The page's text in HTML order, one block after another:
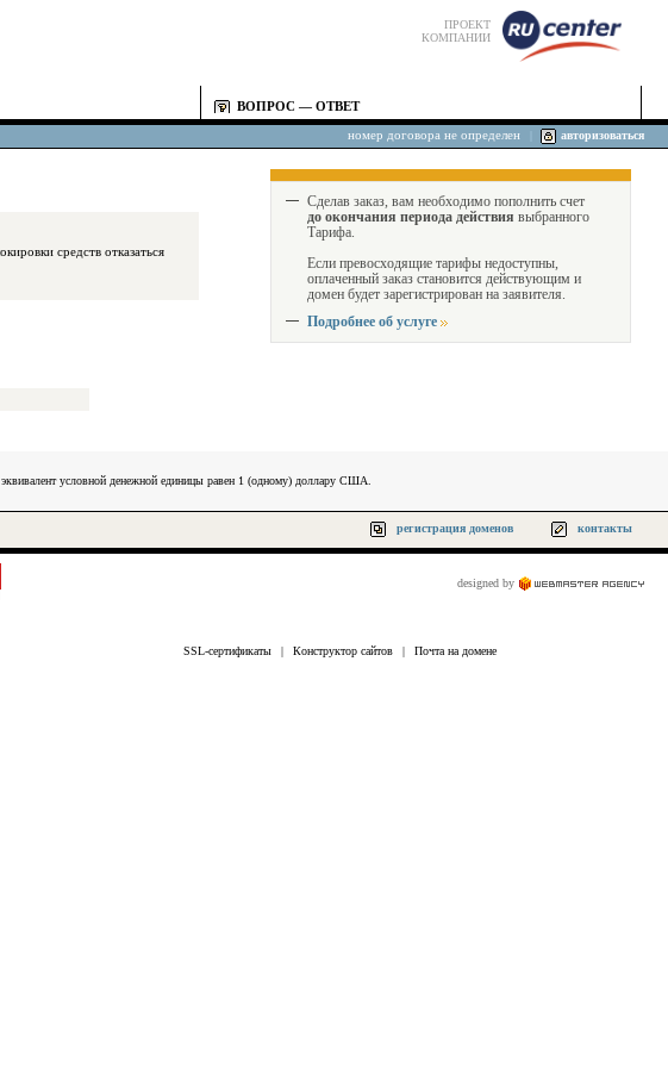
ПРОЕКТ
КОМПАНИИ
ВОПРОС — ОТВЕТ
номер договора не определен авторизоваться
Сделав заказ, вам необходимо пополнить счет
до окончания периода действия выбранного
Тарифа.
Если превосходящие тарифы недоступны,
оплаченный заказ становится действующим и
домен будет зарегистрирован на заявителя.
Подробнее об услуге
условной денежной единицы равен 1 (одному) доллару США.
регистрация доменов контакты
designed by
SSL-сертификаты | Конструктор сайтов | Почта на домене